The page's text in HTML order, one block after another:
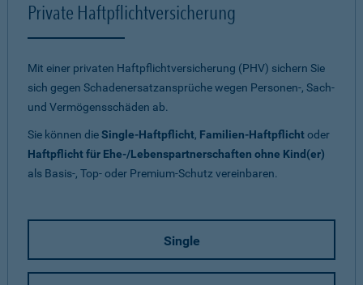
Private Haftpflichtversicherung
Mit einer privaten Haftpflichtversicherung (PHV) sichern Sie
sich gegen Schadenersatzansprüche wegen Personen-, Sach-
und Vermögensschäden ab.
Sie können dieSingle-Haftpflicht, Familien-Haftpflichtoder
Haftpflicht für Ehe-/Lebenspartnerschaften ohne Kind(er)
als Basis-, Top- oder Premium-Schutz vereinbaren.
Single